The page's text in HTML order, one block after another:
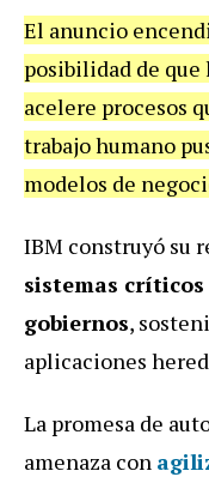
El anuncio
posibilidad de
acelere procesos
trabajo humano
modelos de
IBM construyó su
sistemas críticos
gobiernos,
aplicaciones
La promesa de
amenaza con